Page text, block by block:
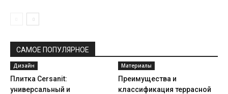
САМОЕ ПОПУЛЯРНОЕ
Дизайн
Плитка Cersanit:
универсальный и
Материалы
Преимущества и
классификация террасной